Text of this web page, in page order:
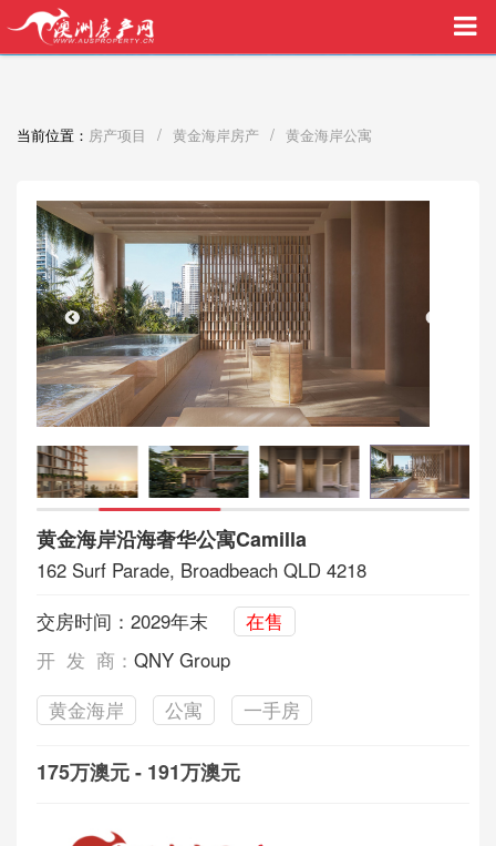
买家中介VIP服务，助您安心购房
当前位置： 房产项目 / 黄金海岸房产 / 黄金海岸公寓
黄金海岸沿海奢华公寓Camilla
162 Surf Parade, Broadbeach QLD 4218
交房时间：2029年末
在售
开 发 商： QNY Group
黄金海岸
公寓 一手房
175万澳元 - 191万澳元